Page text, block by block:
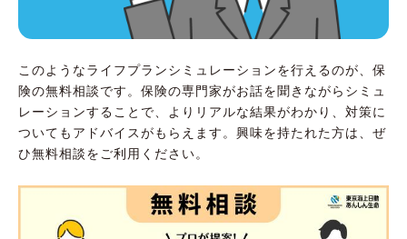
このようなライフプランシミュレーションを行えるのが、保
険の無料相談です。保険の専門家がお話を聞きながらシミュ
レーションすることで、よりリアルな結果がわかり、対策に
ついてもアドバイスがもらえます。興味を持たれた方は、ぜ
ひ無料相談をご利用ください。